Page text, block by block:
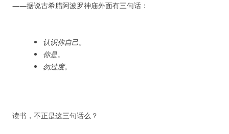
——据说古希腊阿波罗神庙外面有三句话：
认识你自己。
你是。
勿过度。
读书，不正是这三句话么？